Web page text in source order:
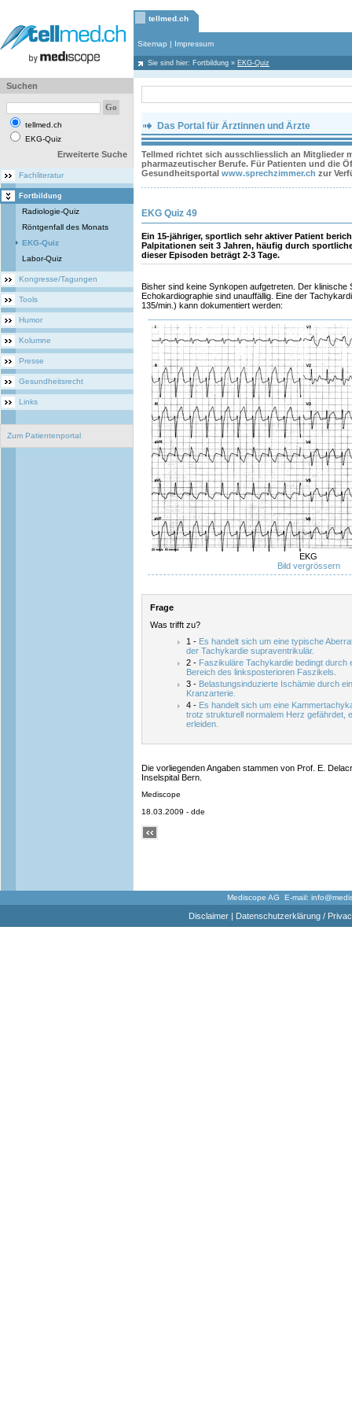
tellmed.ch
Sitemap | Impressum
Sie sind hier: Fortbildung » EKG-Quiz
Suchen
tellmed.ch
EKG-Quiz
Erweiterte Suche
Fachliteratur
Fortbildung
Radiologie-Quiz
Röntgenfall des Monats
EKG-Quiz
Labor-Quiz
Kongresse/Tagungen
Tools
Humor
Kolumne
Presse
Gesundheitsrecht
Links
Zum Patientenportal
Das Portal für Ärztinnen und Ärzte
Tellmed richtet sich ausschliesslich an Mitglieder
pharmazeutischer Berufe. Für Patienten und die
Gesundheitsportal www.sprechzimmer.ch zur
EKG Quiz 49
Ein 15-jähriger, sportlich sehr aktiver Patient
Palpitationen seit 3 Jahren, häufig durch
dieser Episoden beträgt 2-3 Tage.
Bisher sind keine Synkopen aufgetreten. Der klinische
Echokardiographie sind unauffällig. Eine der
135/min.) kann dokumentiert werden:
EKG
Bild vergrössern
Frage
Was trifft zu?
1 - Es handelt sich um eine typische
der Tachykardie supraventrikulär.
2 - Faszikuläre Tachykardie bedingt durch
Bereich des linksposterioren Faszikels.
3 - Belastungsinduzierte Ischämie durch
Kranzarterie.
4 - Es handelt sich um eine
trotz strukturell normalem Herz gefährdet,
erleiden.
Die vorliegenden Angaben stammen von Prof. E.
Inselspital Bern.
Mediscope
18.03.2009 - dde
Mediscope AG E-mail:
Disclaimer| Datenschutzerklärung /